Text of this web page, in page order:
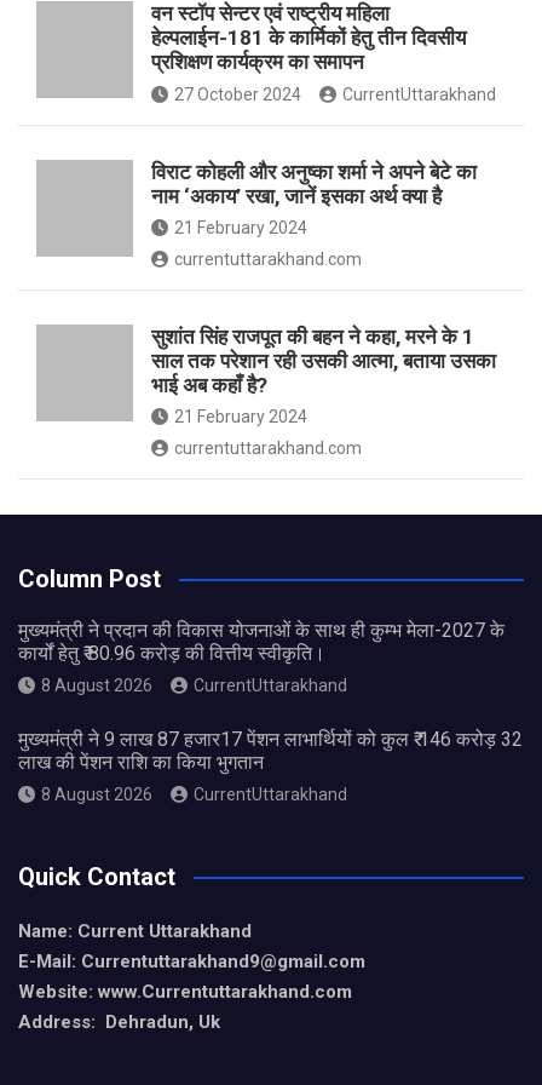
वन स्टॉप सेन्टर एवं राष्ट्रीय महिला
हेल्पलाईन-181 के कार्मिकों हेतु तीन दिवसीय
प्रशिक्षण कार्यक्रम का समापन
27 October 2024 CurrentUttarakhand
विराट कोहली और अनुष्का शर्मा ने अपने बेटे का
नाम ‘अकाय’ रखा, जानें इसका अर्थ क्‍या है
21 February 2024
currentuttarakhand.com
सुशांत सिंह राजपूत की बहन ने कहा, मरने के 1
साल तक परेशान रही उसकी आत्मा, बताया उसका
भाई अब कहाँ है?
21 February 2024
currentuttarakhand.com
Column Post
मुख्यमंत्री ने प्रदान की विकास योजनाओं के साथ ही कुम्भ मेला-2027 के
कार्यों हेतु ₹ 80.96 करोड़ की वित्तीय स्वीकृति।
8 August 2026 CurrentUttarakhand
मुख्यमंत्री ने 9 लाख 87 हजार17 पेंशन लाभार्थियों को कुल ₹ 146 करोड़ 32
लाख की पेंशन राशि का किया भुगतान
8 August 2026 CurrentUttarakhand
Quick Contact
Name: Current Uttarakhand
E-Mail: Currentuttarakhand9@gmail.com
Website: www.Currentuttarakhand.com
Address: Dehradun, Uk